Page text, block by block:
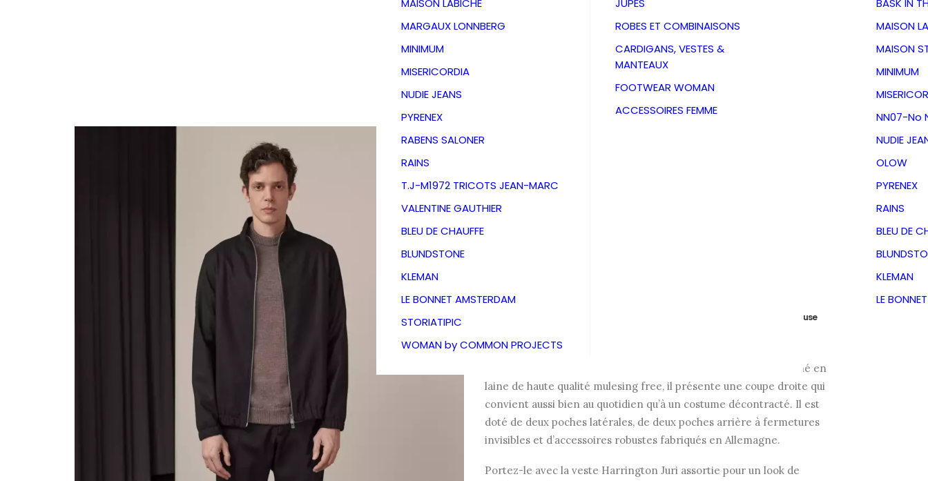
MAISON LABICHE
MARGAUX LONNBERG
MINIMUM
MISERICORDIA
NUDIE JEANS
PYRENEX
RABENS SALONER
RAINS
T.J-M1972 TRICOTS JEAN-MARC
VALENTINE GAUTHIER
BLEU DE CHAUFFE
BLUNDSTONE
KLEMAN
LE BONNET AMSTERDAM
STORIATIPIC
WOMAN by COMMON PROJECTS
JUPES
ROBES ET COMBINAISONS
CARDIGANS, VESTES &
MANTEAUX
FOOTWEAR WOMAN
ACCESSOIRES FEMME
BASK IN
MAISON
MAISON
MINIMUM
NN07-No
NUDIE
OLOW
PYRENEX
RAINS
BLEU DE
KLEMAN
LE
Pantalon Jostha
Black About
265,00
initial
était :
actuel
est :
TVA incluse
Le pantalon Jostha est un incontournable intemporel pour les
hommes qui apprécient la qualité et la polyvalence. Confectionné en
laine de haute qualité mulesing free, il présente une coupe droite qui
convient aussi bien au quotidien qu’à un costume décontracté. Il est
doté de deux poches latérales, de deux poches arrière à fermetures
invisibles et d’accessoires robustes fabriqués en Allemagne.
Portez-le avec la veste Harrington Juri assortie pour un look de